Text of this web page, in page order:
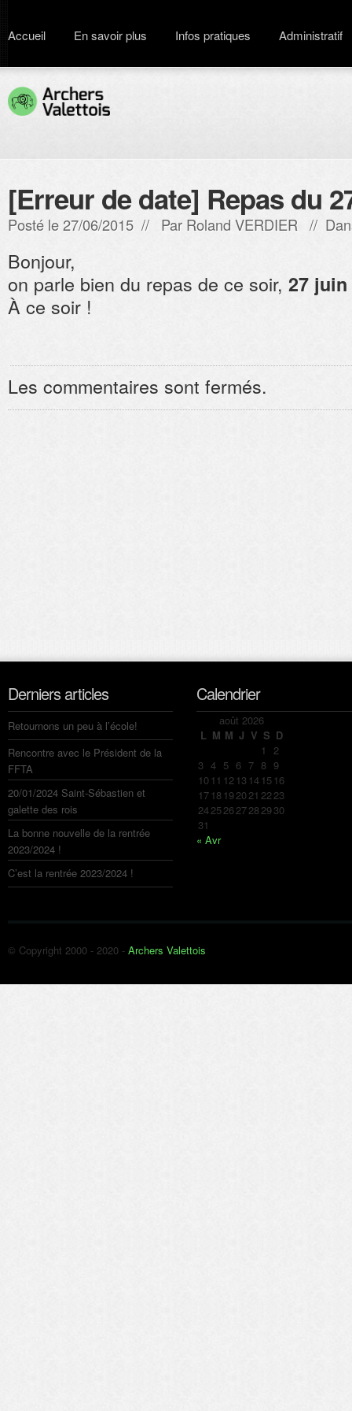
Accueil En savoir plus Infos pratiques Administratif
[Erreur de date] Repas du
Posté le 27/06/2015 // Par Roland VERDIER //
Bonjour,
on parle bien du repas de ce soir, 27 juin
À ce soir !
Les commentaires sont fermés.
Derniers articles
Retournons un peu à l’école!
Rencontre avec le Président de la
FFTA
20/01/2024 Saint-Sébastien et
galette des rois
La bonne nouvelle de la rentrée
2023/2024 !
C’est la rentrée 2023/2024 !
Calendrier
août 2026
L M M J V S D
1 2
3 4 5 6 7 8 9
10 11 12 13 14 15 16
17 18 192021 2223
24252627282930
31
« Avr
© Copyright 2000 - 2020 - Archers Valettois